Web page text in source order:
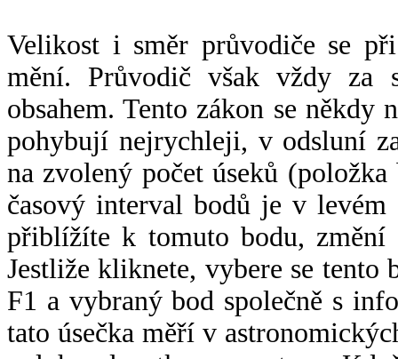
Velikost i směr průvodiče se
mění. Průvodič však vždy za
obsahem. Tento zákon se někdy
pohybují nejrychleji, v odsluní
na zvolený počet úseků
časový interval bodů je v
přiblížíte k tomuto bodu,
Jestliže kliknete, vybere se tento
F1 a vybraný bod společně s
tato úsečka měří v